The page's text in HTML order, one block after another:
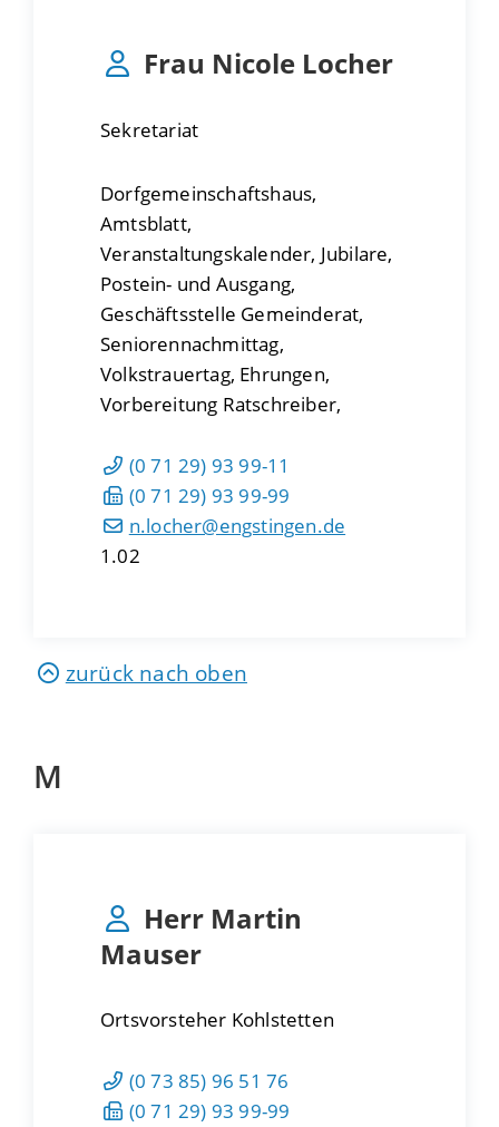
Frau Nicole Locher
Sekretariat
Dorfgemeinschaftshaus,
Amtsblatt,
Veranstaltungskalender, Jubilare,
Postein- und Ausgang,
Geschäftsstelle Gemeinderat,
Seniorennachmittag,
Volkstrauertag, Ehrungen,
Vorbereitung Ratschreiber,
(0 71 29) 93 99-11
(0 71 29) 93 99-99
n.locher@engstingen.de
1.02
zurück nach oben
M
Herr Martin
Mauser
Ortsvorsteher Kohlstetten
(0 73 85) 96 51 76
(0 71 29) 93 99-99